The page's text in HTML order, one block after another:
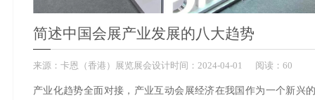
简述中国会展产业发展的八大趋势
来源： 卡恩（香港）展览展会设计时间： 2024-04-01 阅读：60
产业化趋势全面对接，产业互动会展经济在我国作为一个新兴